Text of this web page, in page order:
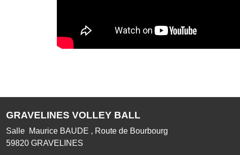
GRAVELINES VOLLEY BALL
Salle Maurice BAUDE , Route de Bourbourg
59820 GRAVELINES